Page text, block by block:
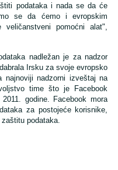
podataka i nada se da će
se da ćemo i evropskim
veličanstveni pomoćni alat",
nadležan je za nadzor
Irsku za svoje evropsko
najnoviji nadzorni izveštaj na
time što je Facebook
godine. Facebook mora
za postojeće korisnike,
podataka.